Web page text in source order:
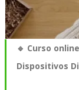
🔹 Curso
Dispositivos